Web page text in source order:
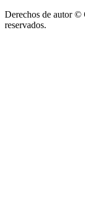
Derechos de autor ©
reservados.